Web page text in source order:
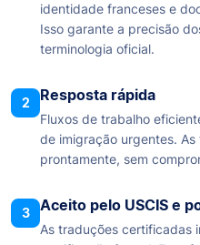
identidade franceses e
Isso garante a precisão
terminologia oficial.
2 Resposta rápida
Fluxos de trabalho
de imigração urgentes.
prontamente, sem
3 Aceito pelo USCIS e
As traduções certificadas